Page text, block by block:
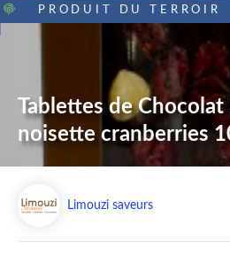
PRODUIT DU TERROIR
Tablettes de
noisette cranberries
Limouzi saveurs